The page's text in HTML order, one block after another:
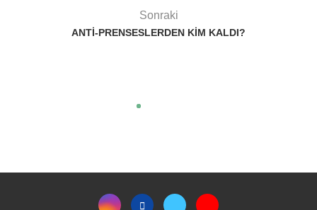
Sonraki
ANTI-PRENSESLERDEN KIM KALDI?